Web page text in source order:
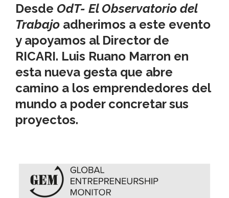
Desde OdT- El Observatorio del
Trabajo adherimos a este evento
y apoyamos al Director de
RICARI. Luis Ruano Marron en
esta nueva gesta que abre
camino a los emprendedores del
mundo a poder concretar sus
proyectos.